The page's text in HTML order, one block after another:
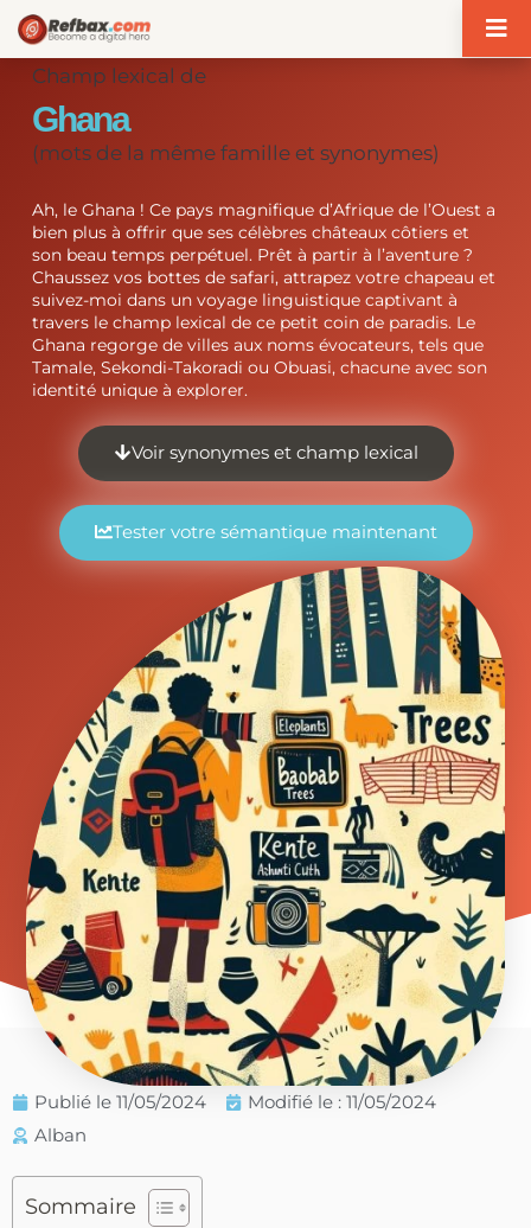
Champ lexical de
Ghana
(mots de la même famille et synonymes)
Ah, le Ghana ! Ce pays magnifique d’Afrique de l’Ouest a
bien plus à offrir que ses célèbres châteaux côtiers et
son beau temps perpétuel. Prêt à partir à l’aventure ?
Chaussez vos bottes de safari, attrapez votre chapeau et
suivez-moi dans un voyage linguistique captivant à
travers le champ lexical de ce petit coin de paradis. Le
Ghana regorge de villes aux noms évocateurs, tels que
Tamale, Sekondi-Takoradi ou Obuasi, chacune avec son
identité unique à explorer.
Voir synonymes et champ lexical
Tester votre sémantique maintenant
Publié le 11/05/2024
Modifié le : 11/05/2024
Alban
Sommaire
Panneau de gestion des cookies